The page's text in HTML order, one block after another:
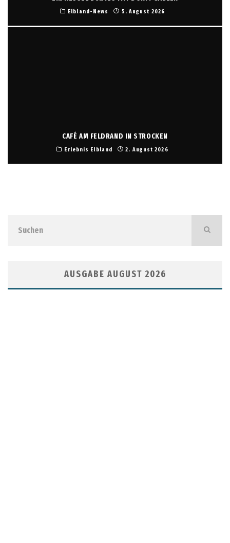
Elbland-News 5. August 2026
CAFÉ AM FELDRAND IN STROCKEN
Erlebnis Elbland 2. August 2026
AUSGABE AUGUST 2026